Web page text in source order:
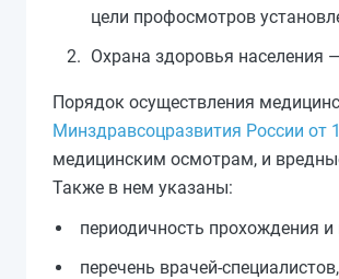
цели профосмотров
Охрана здоровья населения
Порядок осуществления
Минздравсоцразвития России от
медицинским осмотрам, и
Также в нем указаны:
периодичность прохождения
перечень врачей-